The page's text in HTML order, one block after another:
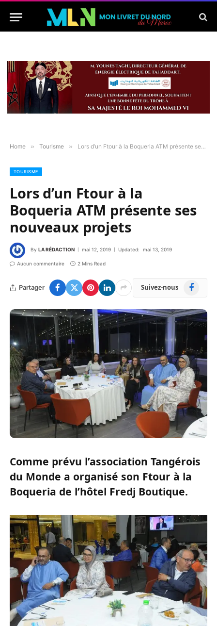
Home » Tourisme » Lors d’un Ftour à la Boqueria ATM présente ses nouveaux projets
TOURISME
Lors d’un Ftour à la
Boqueria ATM présente ses
nouveaux projets
By LA RÉDACTION mai 12, 2019 Updated: mai 13, 2019
Aucun commentaire 2 Mins Read
Partager Suivez-nous Facebook
Comme prévu l’association Tangérois
du Monde a organisé son Ftour à la
Boqueria de l’hôtel Fredj Boutique.